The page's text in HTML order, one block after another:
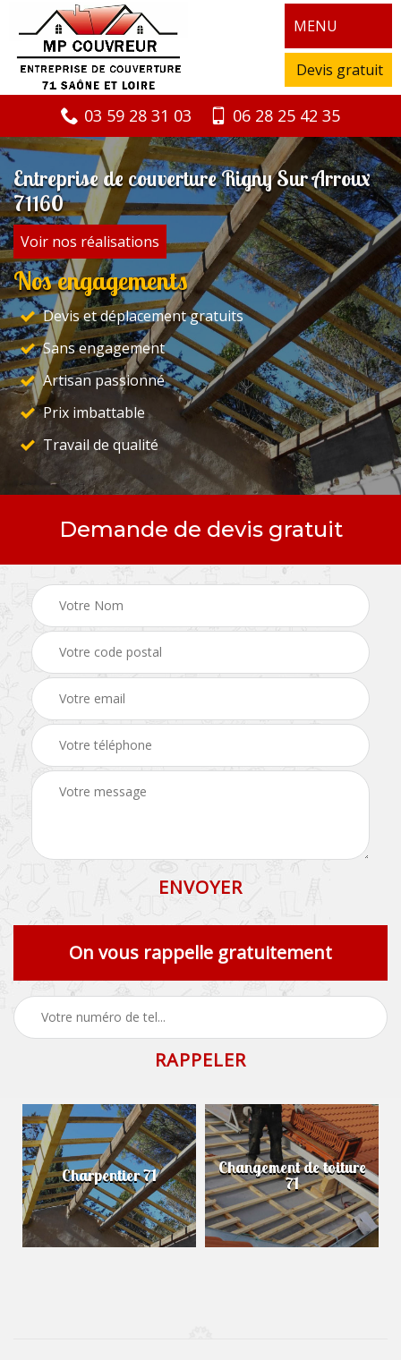
MENU
Devis gratuit
03 59 28 31 03 06 28 25 42 35
Entreprise de couverture Rigny Sur Arroux
71160
Voir nos réalisations
Nos engagements
Devis et déplacement gratuits
Sans engagement
Artisan passionné
Prix imbattable
Travail de qualité
Demande de devis gratuit
On vous rappelle gratuitement
Charpentier 71 Changement de toiture
71